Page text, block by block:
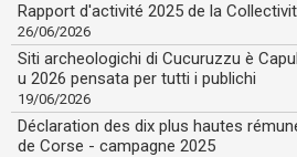
Rapport d'activité 2025 de la
26/06/2026
Siti archeologichi di Cucuruzzu è
u 2026 pensata per tutti i publichi
19/06/2026
Déclaration des dix plus hautes
de Corse - campagne 2025